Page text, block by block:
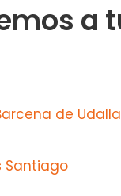
a
de Udalla
Santiago